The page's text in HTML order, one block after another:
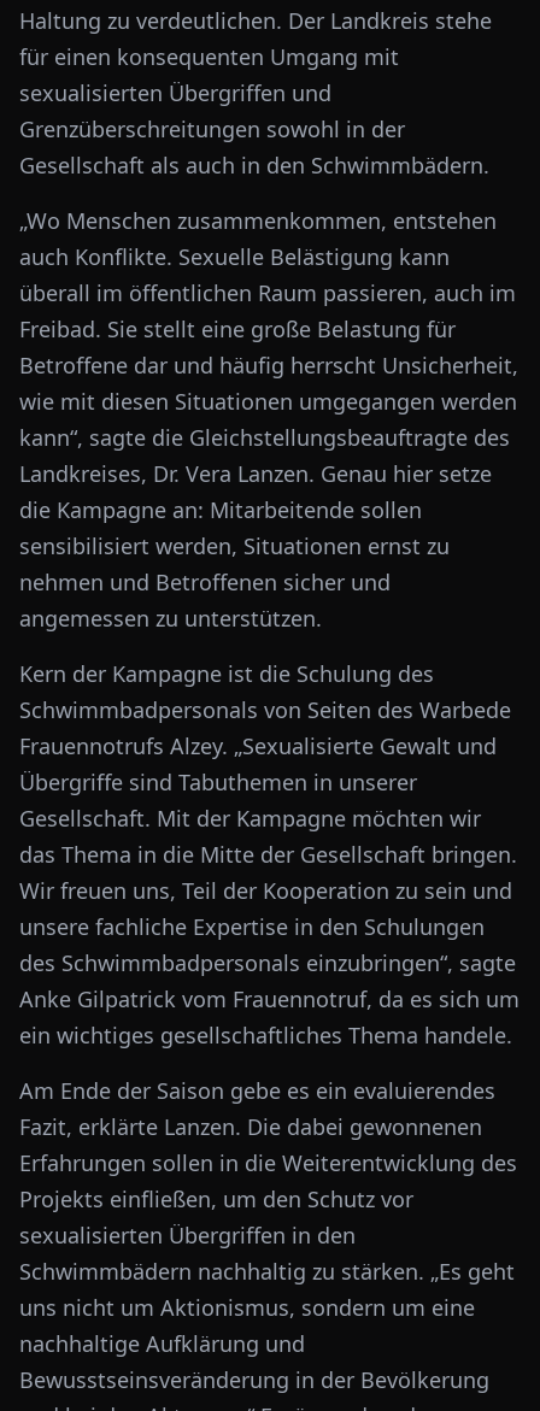
Haltung zu verdeutlichen. Der Landkreis stehe
für einen konsequenten Umgang mit
sexualisierten Übergriffen und
Grenzüberschreitungen sowohl in der
Gesellschaft als auch in den Schwimmbädern.
„Wo Menschen zusammenkommen, entstehen
auch Konflikte. Sexuelle Belästigung kann
überall im öffentlichen Raum passieren, auch im
Freibad. Sie stellt eine große Belastung für
Betroffene dar und häufig herrscht Unsicherheit,
wie mit diesen Situationen umgegangen werden
kann“, sagte die Gleichstellungsbeauftragte des
Landkreises, Dr. Vera Lanzen. Genau hier setze
die Kampagne an: Mitarbeitende sollen
sensibilisiert werden, Situationen ernst zu
nehmen und Betroffenen sicher und
angemessen zu unterstützen.
Kern der Kampagne ist die Schulung des
Schwimmbadpersonals von Seiten des Warbede
Frauennotrufs Alzey. „Sexualisierte Gewalt und
Übergriffe sind Tabuthemen in unserer
Gesellschaft. Mit der Kampagne möchten wir
das Thema in die Mitte der Gesellschaft bringen.
Wir freuen uns, Teil der Kooperation zu sein und
unsere fachliche Expertise in den Schulungen
des Schwimmbadpersonals einzubringen“, sagte
Anke Gilpatrick vom Frauennotruf, da es sich um
ein wichtiges gesellschaftliches Thema handele.
Am Ende der Saison gebe es ein evaluierendes
Fazit, erklärte Lanzen. Die dabei gewonnenen
Erfahrungen sollen in die Weiterentwicklung des
Projekts einfließen, um den Schutz vor
sexualisierten Übergriffen in den
Schwimmbädern nachhaltig zu stärken. „Es geht
uns nicht um Aktionismus, sondern um eine
nachhaltige Aufklärung und
Bewusstseinsveränderung in der Bevölkerung